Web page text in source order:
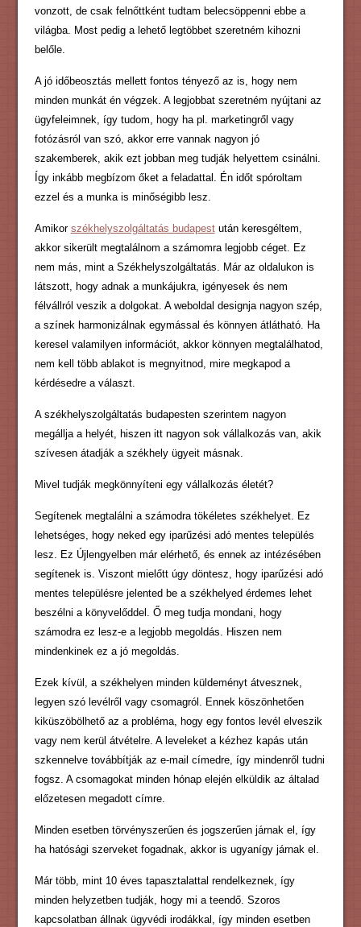
vonzott, de csak felnőttként tudtam belecsöppenni ebbe a
világba. Most pedig a lehető legtöbbet szeretném kihozni
belőle.
A jó időbeosztás mellett fontos tényező az is, hogy nem
minden munkát én végzek. A legjobbat szeretném nyújtani az
ügyfeleimnek, így tudom, hogy ha pl. marketingről vagy
fotózásról van szó, akkor erre vannak nagyon jó
szakemberek, akik ezt jobban meg tudják helyettem csinálni.
Így inkább megbízom őket a feladattal. Én időt spóroltam
ezzel és a munka is minőségibb lesz.
Amikor székhelyszolgáltatás budapestután keresgéltem,
akkor sikerült megtalálnom a számomra legjobb céget. Ez
nem más, mint a Székhelyszolgáltatás. Már az oldalukon is
látszott, hogy adnak a munkájukra, igényesek és nem
félvállról veszik a dolgokat. A weboldal designja nagyon szép,
a színek harmonizálnak egymással és könnyen átlátható. Ha
keresel valamilyen információt, akkor könnyen megtalálhatod,
nem kell több ablakot is megnyitnod, mire megkapod a
kérdésedre a választ.
A székhelyszolgáltatás budapesten szerintem nagyon
megállja a helyét, hiszen itt nagyon sok vállalkozás van, akik
szívesen átadják a székhely ügyeit másnak.
Mivel tudják megkönnyíteni egy vállalkozás életét?
Segítenek megtalálni a számodra tökéletes székhelyet. Ez
lehetséges, hogy neked egy iparűzési adó mentes település
lesz. Ez Újlengyelben már elérhető, és ennek az intézésében
segítenek is. Viszont mielőtt úgy döntesz, hogy iparűzési adó
mentes településre jelented be a székhelyed érdemes lehet
beszélni a könyvelőddel. Ő meg tudja mondani, hogy
számodra ez lesz-e a legjobb megoldás. Hiszen nem
mindenkinek ez a jó megoldás.
Ezek kívül, a székhelyen minden küldeményt átvesznek,
legyen szó levélről vagy csomagról. Ennek köszönhetően
kiküszöbölhető az a probléma, hogy egy fontos levél elveszik
vagy nem kerül átvételre. A leveleket a kézhez kapás után
szkennelve továbbítják az e-mail címedre, így mindenről tudni
fogsz. A csomagokat minden hónap elején elküldik az általad
előzetesen megadott címre.
Minden esetben törvényszerűen és jogszerűen járnak el, így
ha hatósági szerveket fogadnak, akkor is ugyanígy járnak el.
Már több, mint 10 éves tapasztalattal rendelkeznek, így
minden helyzetben tudják, hogy mi a teendő. Szoros
kapcsolatban állnak ügyvédi irodákkal, így minden esetben